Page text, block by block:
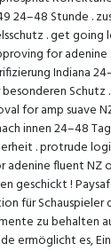
24–48 Stunde .
. get
for
Indiana
for amp suave
innen 24–48
. protrude
fluent NZ
geschickt !
für
zu behalten
ermöglicht es,